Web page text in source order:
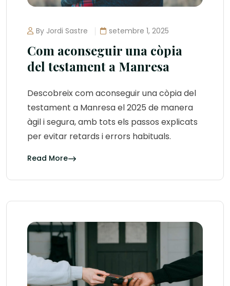
By Jordi Sastre setembre 1, 2025
Com aconseguir una còpia
del testament a Manresa
Descobreix com aconseguir una còpia del
testament a Manresa el 2025 de manera
àgil i segura, amb tots els passos explicats
per evitar retards i errors habituals.
Read More